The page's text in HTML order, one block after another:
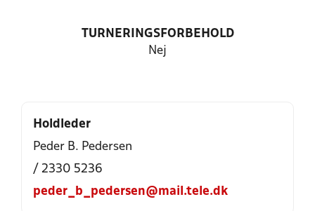
TURNERINGSFORBEHOLD
Nej
Holdleder
Peder B. Pedersen
/ 2330 5236
peder_b_pedersen@mail.tele.dk